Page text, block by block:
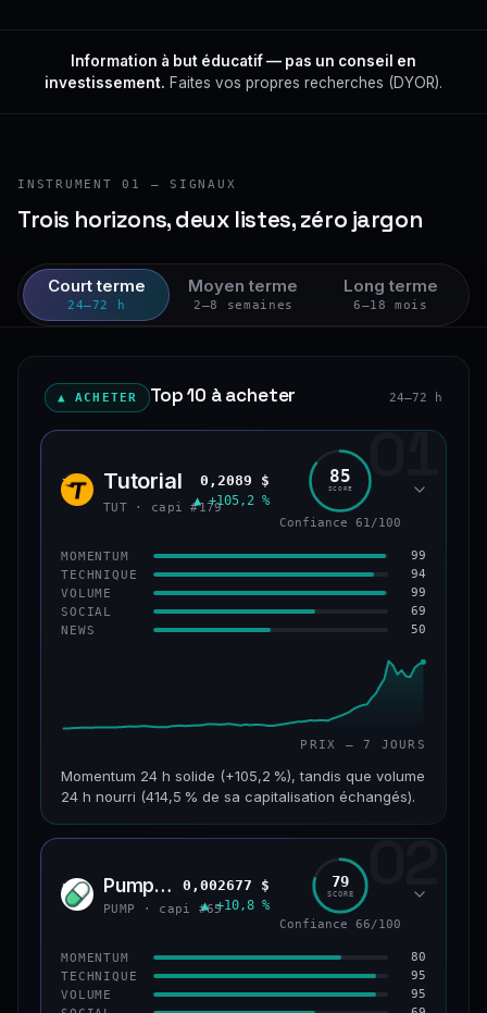
Information à but éducatif — pas un conseil en
investissement. Faites vos propres recherches (DYOR).
INSTRUMENT 01 — SIGNAUX
Trois horizons, deux listes, zéro jargon
Court terme
24–72 h
Moyen terme
2–8 semaines
Long terme
6–18 mois
▲ ACHETER Top 10 à acheter 24–72 h
01
TUT Tutorial
TUT · capi #179
0,2089 $
▲ +105,2 %
85
SCORE
Confiance 61/100
MOMENTUM 99
TECHNIQUE 94
VOLUME 99
SOCIAL 69
NEWS 50
PRIX — 7 JOURS
Momentum 24 h solide (+105,2 %), tandis que volume
24 h nourri (414,5 % de sa capitalisation échangés).
CAP. MARCHÉ VOLUME 24 H
VAR. 7 J VAR. 30 J
+1 610,9 %
VS ATH
−28,0 %
02
PUMP Pump.fun
PUMP · capi #65
0,002677 $
▲ +10,8 %
79
SCORE
Confiance 66/100
MOMENTUM 80
TECHNIQUE 95
VOLUME 95